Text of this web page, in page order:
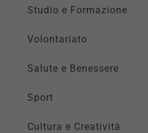
Studio e Formazione
Volontariato
Salute e Benessere
Sport
Cultura e Creatività